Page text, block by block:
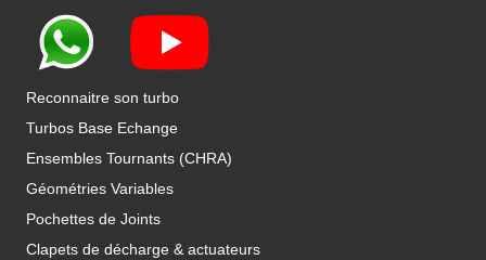
Reconnaitre son turbo
Turbos Base Echange
Ensembles Tournants (CHRA)
Géométries Variables
Pochettes de Joints
Clapets de décharge & actuateurs